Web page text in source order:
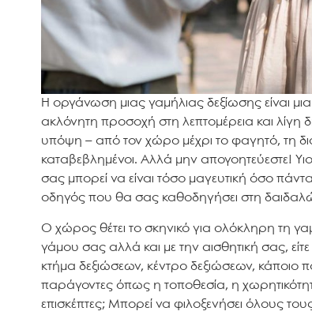
Η οργάνωση μιας γαμήλιας δεξίωσης είναι
ακλόνητη προσοχή στη λεπτομέρεια και λίγη
υπόψη – από τον χώρο μέχρι το φαγητό, τη
καταβεβλημένοι. Αλλά μην απογοητεύεστε!
σας μπορεί να είναι τόσο μαγευτική όσο
οδηγός που θα σας καθοδηγήσει στη
Ο χώρος θέτει το σκηνικό για ολόκληρη τη
γάμου σας αλλά και με την αισθητική σας,
κτήμα δεξιώσεων, κέντρο δεξιώσεων,
παράγοντες όπως η τοποθεσία, η
επισκέπτες; Μπορεί να φιλοξενήσει όλους